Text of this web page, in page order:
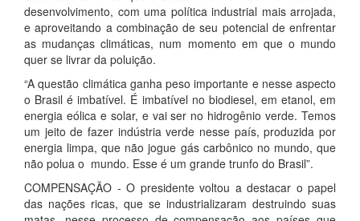
desenvolvimento, com uma política industrial mais arrojada,
e aproveitando a combinação de seu potencial de enfrentar
as mudanças climáticas, num momento em que o mundo
quer se livrar da poluição.
“A questão climática ganha peso importante e nesse aspecto
o Brasil é imbatível. É imbatível no biodiesel, em etanol, em
energia eólica e solar, e vai ser no hidrogênio verde. Temos
um jeito de fazer indústria verde nesse país, produzida por
energia limpa, que não jogue gás carbônico no mundo, que
não polua o mundo. Esse é um grande trunfo do Brasil”.
COMPENSAÇÃO - O presidente voltou a destacar o papel
das nações ricas, que se industrializaram destruindo suas